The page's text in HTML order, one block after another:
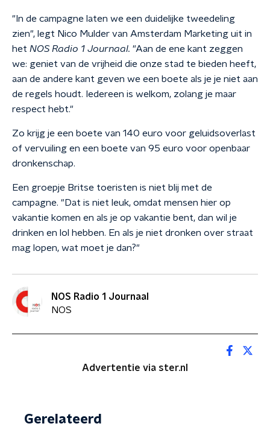
"In de campagne laten we een duidelijke tweedeling
zien", legt Nico Mulder van Amsterdam Marketing uit in
het NOS Radio 1 Journaal. "Aan de ene kant zeggen
we: geniet van de vrijheid die onze stad te bieden heeft,
aan de andere kant geven we een boete als je je niet aan
de regels houdt. Iedereen is welkom, zolang je maar
respect hebt."
Zo krijg je een boete van 140 euro voor geluidsoverlast
of vervuiling en een boete van 95 euro voor openbaar
dronkenschap.
Een groepje Britse toeristen is niet blij met de
campagne. "Dat is niet leuk, omdat mensen hier op
vakantie komen en als je op vakantie bent, dan wil je
drinken en lol hebben. En als je niet dronken over straat
mag lopen, wat moet je dan?"
NOS Radio 1 Journaal
NOS
Advertentie via ster.nl
Gerelateerd